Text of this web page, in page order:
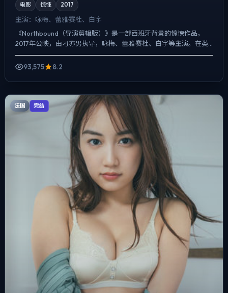
电影 惊悚 2017
主演： 咏梅、蕾雅·赛杜、白宇
《Northbound（导演剪辑版）》是一部西班牙背景的惊悚作品，
2017年公映，由刁亦男执导，咏梅、蕾雅·赛杜、白宇等主演。在类
型片框架里埋入作者式旁白与留白，一场意外成为切...
93,575
8.2
法国 完结